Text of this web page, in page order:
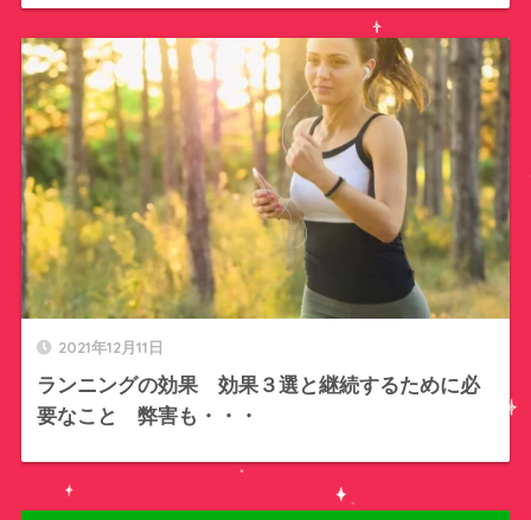
2021年12月11日
ランニングの効果 効果３選と継続するために必
要なこと 弊害も・・・